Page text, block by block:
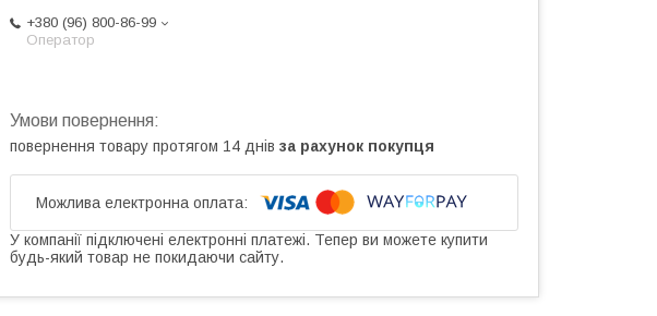
+380 (96) 800-86-99
Оператор
повернення товару протягом 14 днів за рахунок покупця
У компанії підключені електронні платежі. Тепер ви можете купити
будь-який товар не покидаючи сайту.